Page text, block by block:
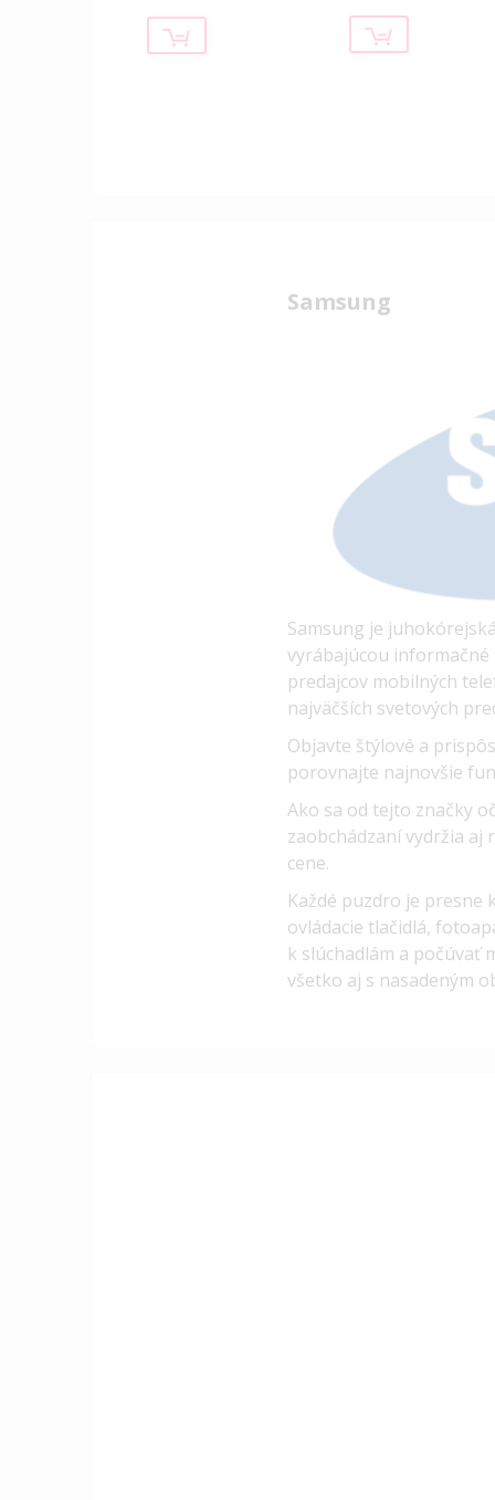
Samsung
Samsung je
vyrábajúcou informačné
predajcov mobilných
najväčších svetových
Objavte štýlové a
porovnajte najnovšie
Ako sa od tejto značky
zaobchádzaní vydržia
cene.
Každé puzdro je
ovládacie tlačidlá,
k slúchadlám a počúvať
všetko aj s nasadeným